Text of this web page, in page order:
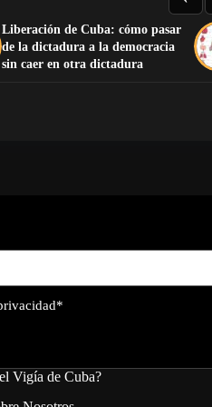
Liberación de Cuba: cómo pasar
de la dictadura a la democracia
sin caer en otra dictadura
*
Vigía de Cuba?